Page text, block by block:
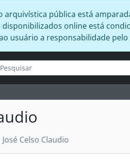
pública está
online está
usuário a responsabilidade
de busca
José Celso Claudio